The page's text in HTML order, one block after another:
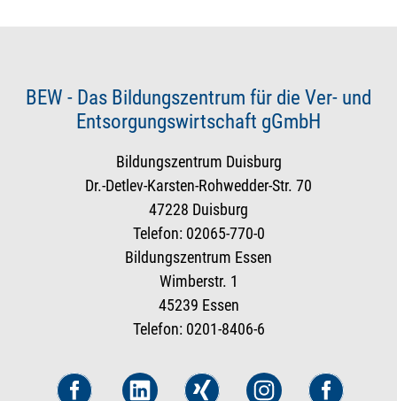
BEW - Das Bildungszentrum für die Ver- und
Entsorgungswirtschaft gGmbH
Bildungszentrum Duisburg
Dr.-Detlev-Karsten-Rohwedder-Str. 70
47228 Duisburg
Telefon: 02065-770-0
Bildungszentrum Essen
Wimberstr. 1
45239 Essen
Telefon: 0201-8406-6